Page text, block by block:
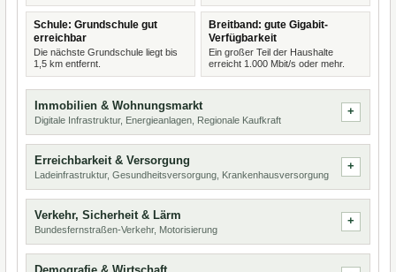
Schule: Grundschule gut
erreichbar
Die nächste Grundschule liegt bis
1,5 km entfernt.
Breitband: gute Gigabit-
Verfügbarkeit
Ein großer Teil der Haushalte
erreicht 1.000 Mbit/s oder mehr.
Immobilien & Wohnungsmarkt
Digitale Infrastruktur, Energieanlagen, Regionale Kaufkraft
Erreichbarkeit & Versorgung
Ladeinfrastruktur, Gesundheitsversorgung, Krankenhausversorgung
Verkehr, Sicherheit & Lärm
Bundesfernstraßen-Verkehr, Motorisierung